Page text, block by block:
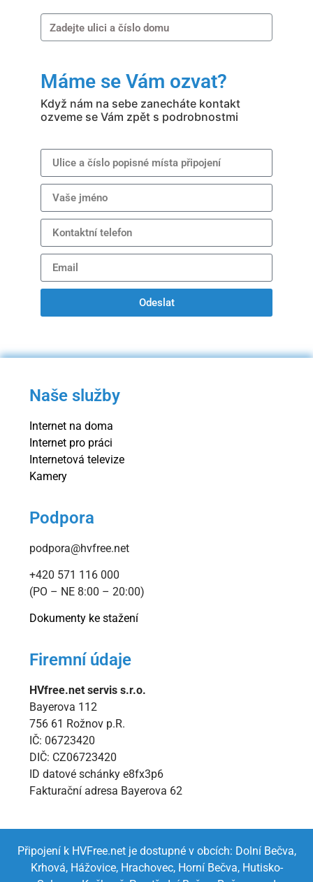
Máme se Vám ozvat?
Když nám na sebe zanecháte kontakt
ozveme se Vám zpět s podrobnostmi
Odeslat
Naše služby
Internet na doma
Internet pro práci
Internetová televize
Kamery
Podpora
podpora@hvfree.net
+420 571 116 000
(PO – NE 8:00 – 20:00)
Dokumenty ke stažení
Firemní údaje
HVfree.net servis s.r.o.
Bayerova 112
756 61 Rožnov p.R.
IČ: 06723420
DIČ: CZ06723420
ID datové schánky e8fx3p6
Fakturační adresa Bayerova 62
Připojení k HVFree.net je dostupné v obcích: Dolní Bečva,
Krhová, Hážovice, Hrachovec, Horní Bečva, Hutisko-